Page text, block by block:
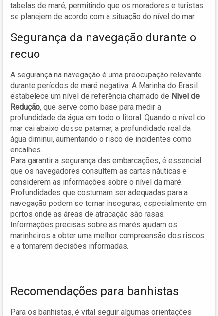
tabelas de maré, permitindo que os moradores e turistas
se planejem de acordo com a situação do nível do mar.
Segurança da navegação durante o
recuo
A segurança na navegação é uma preocupação relevante
durante períodos de maré negativa. A Marinha do Brasil
estabelece um nível de referência chamado de Nível de
Redução, que serve como base para medir a
profundidade da água em todo o litoral. Quando o nível do
mar cai abaixo desse patamar, a profundidade real da
água diminui, aumentando o risco de incidentes como
encalhes.
Para garantir a segurança das embarcações, é essencial
que os navegadores consultem as cartas náuticas e
considerem as informações sobre o nível da maré.
Profundidades que costumam ser adequadas para a
navegação podem se tornar inseguras, especialmente em
portos onde as áreas de atracação são rasas.
Informações precisas sobre as marés ajudam os
marinheiros a obter uma melhor compreensão dos riscos
e a tomarem decisões informadas.
Recomendações para banhistas
Para os banhistas, é vital seguir algumas orientações